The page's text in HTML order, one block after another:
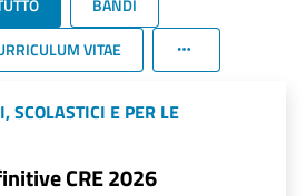
VITAE
SCOLASTICI E PER LE
CRE 2026